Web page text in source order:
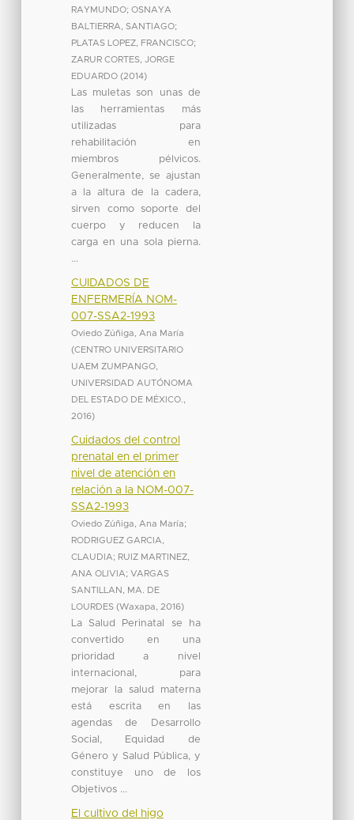
RAYMUNDO; OSNAYA
BALTIERRA, SANTIAGO;
PLATAS LOPEZ, FRANCISCO;
ZARUR CORTES, JORGE
EDUARDO (2014)
Las muletas son unas de
las herramientas más
utilizadas para
rehabilitación en
miembros pélvicos.
Generalmente, se ajustan
a la altura de la cadera,
sirven como soporte del
cuerpo y reducen la
carga en una sola pierna.
...
CUIDADOS DE
ENFERMERÍA NOM-
007-SSA2-1993
Oviedo Zúñiga, Ana María
(CENTRO UNIVERSITARIO
UAEM ZUMPANGO,
UNIVERSIDAD AUTÓNOMA
DEL ESTADO DE MÉXICO.
2016)
Cuidados del control
prenatal en el primer
nivel de atención en
relación a la NOM-007-
SSA2-1993
Oviedo Zúñiga, Ana María;
RODRIGUEZ GARCIA,
CLAUDIA; RUIZ MARTINEZ,
ANA OLIVIA; VARGAS
SANTILLAN, MA. DE
LOURDES (Waxapa 2016)
La Salud Perinatal se ha
convertido en una
prioridad a nivel
internacional, para
mejorar la salud materna
está escrita en las
agendas de Desarrollo
Social, Equidad de
Género y Salud Pública, y
constituye uno de los
Objetivos ...
El cultivo del higo